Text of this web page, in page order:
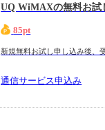
85pt
新規無料お試し申し込み後、
通信サービス申込み